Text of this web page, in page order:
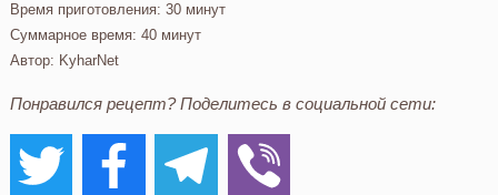
Время приготовления: 30 минут
Суммарное время: 40 минут
Автор: KyharNet
Понравился рецепт? Поделитесь в социальной сети: